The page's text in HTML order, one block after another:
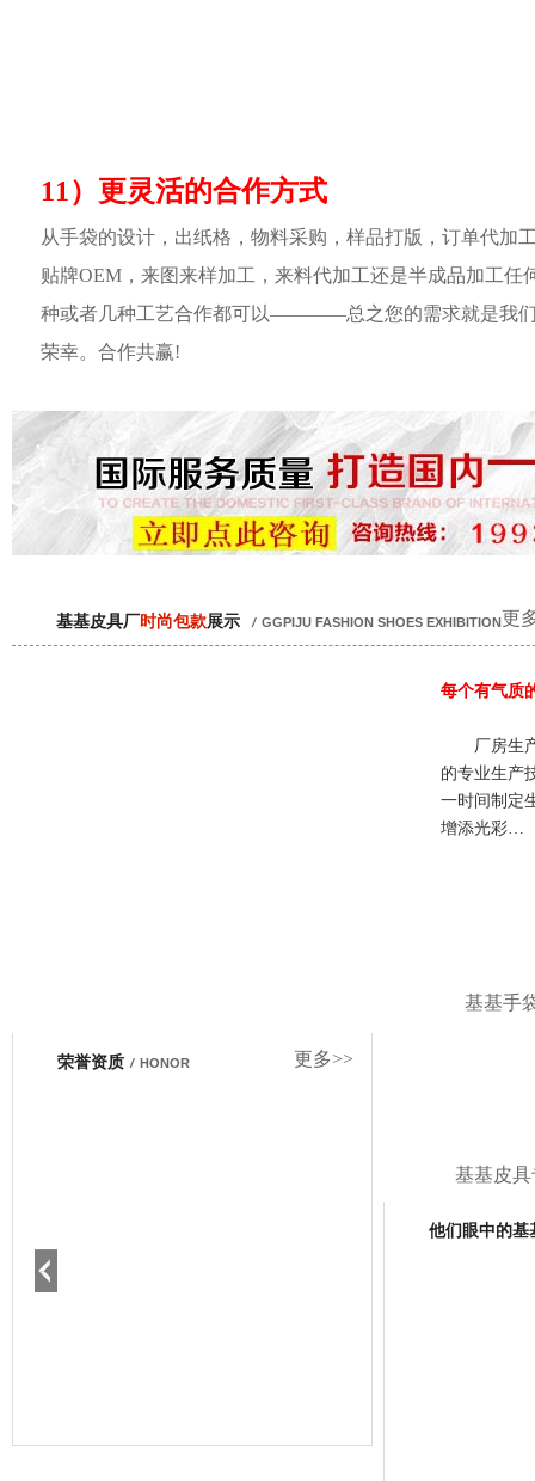
11）更灵活的合作方式
从手袋的设计，出纸格，物料采购，样品打版，订单代加
贴牌OEM，来图来样加工，来料代加工还是半成品加工任
种或者几种工艺合作都可以————总之您的需求就是我
荣幸。合作共赢!
更
基基皮具厂时尚包款展示 / GGPIJU FASHION SHOES EXHIBITION
每个有气质
厂房生
的专业生产
一时间制定
增添光彩…
基基手
基基皮
更多>>
荣誉资质 / HONOR
他们眼中的基